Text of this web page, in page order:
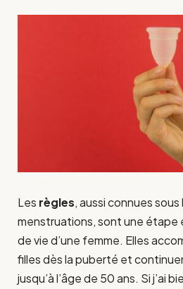
Les règles, aussi connues sous
menstruations, sont une étape
de vie d’une femme. Elles
filles dès la puberté et
jusqu’à l’âge de 50 ans. Si j’ai